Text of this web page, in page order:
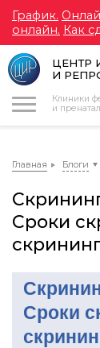
График.
онлайн. Как
ЦЕНТР
И
Клиники
и
Главная Блоги
Сроки
Сроки